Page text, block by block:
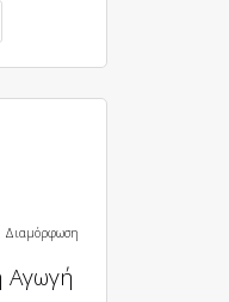
Διαμόρφωση
Αγωγή